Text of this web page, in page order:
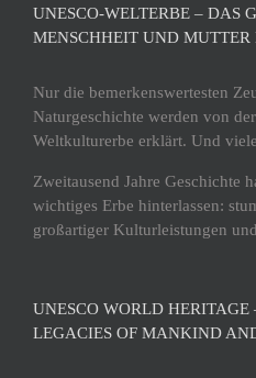
UNESCO-WELTERBE – DAS
ENSCHHEIT UND MUTTER
Nur die bemerkenswertesten
Naturgeschichte werden von
Weltkulturerbe erklärt. Und
Zweitausend Jahre Geschichte
wichtiges Erbe hinterlassen:
großartiger Kulturleistungen
UNESCO WORLD HERITAGE
LEGACIES OF MANKIND